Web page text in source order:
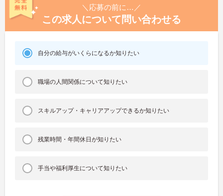
＼応募の前に…／
この求人について問い合わせる
自分の給与がいくらになるか知りたい
職場の人間関係について知りたい
スキルアップ・キャリアアップできるか知りたい
残業時間・年間休日が知りたい
手当や福利厚生について知りたい